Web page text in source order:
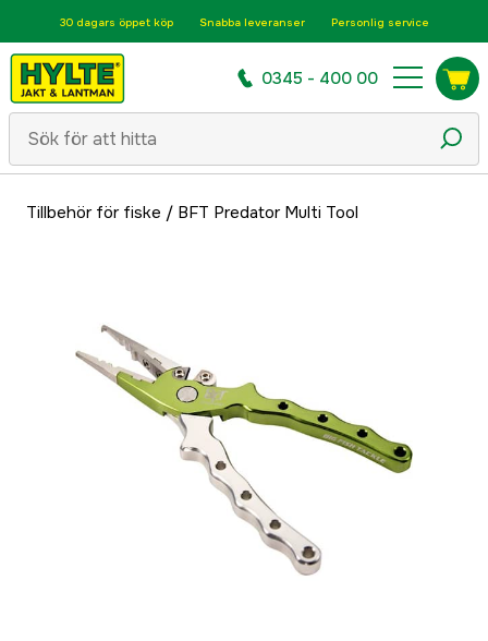
30 dagars öppet köp Snabba leveranser Personlig service
0345 - 400 00
Tillbehör för fiske / BFT Predator Multi Tool